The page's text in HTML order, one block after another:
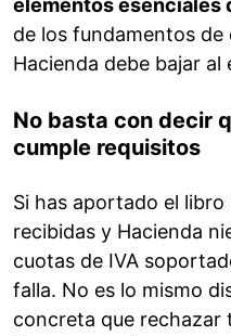
elementos esenciales
de los fundamentos
Hacienda debe bajar
No basta con decir
cumple requisitos
Si has aportado el
recibidas y Hacienda
cuotas de IVA
falla. No es lo mismo
concreta que rechazar